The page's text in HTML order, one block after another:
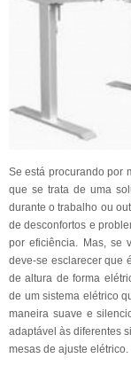
Se está procurando por
que se trata de uma
durante o trabalho ou
de desconfortos e
por eficiência. Mas, se
deve-se esclarecer que
de altura de forma
de um sistema elétrico
maneira suave e
adaptável às diferentes
mesas de ajuste elétrico.